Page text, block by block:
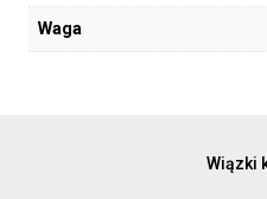
Waga
Wiązki